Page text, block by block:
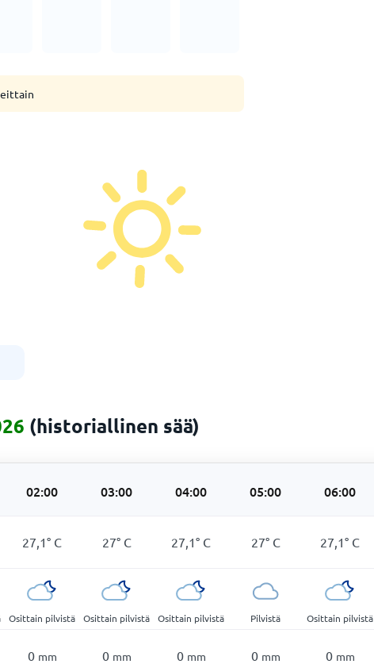
(historiallinen sää)
02:00 03:00 04:00 05:00 06:00
27,1° C 27° C 27,1° C 27° C 27,1° C
Osittain pilvistä Osittain pilvistä Osittain pilvistä Pilvistä Osittain pilvistä
0 mm 0 mm 0 mm 0 mm 0 mm